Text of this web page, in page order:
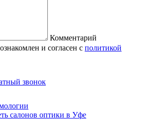
Комментарий
и согласен с политикой
звонок